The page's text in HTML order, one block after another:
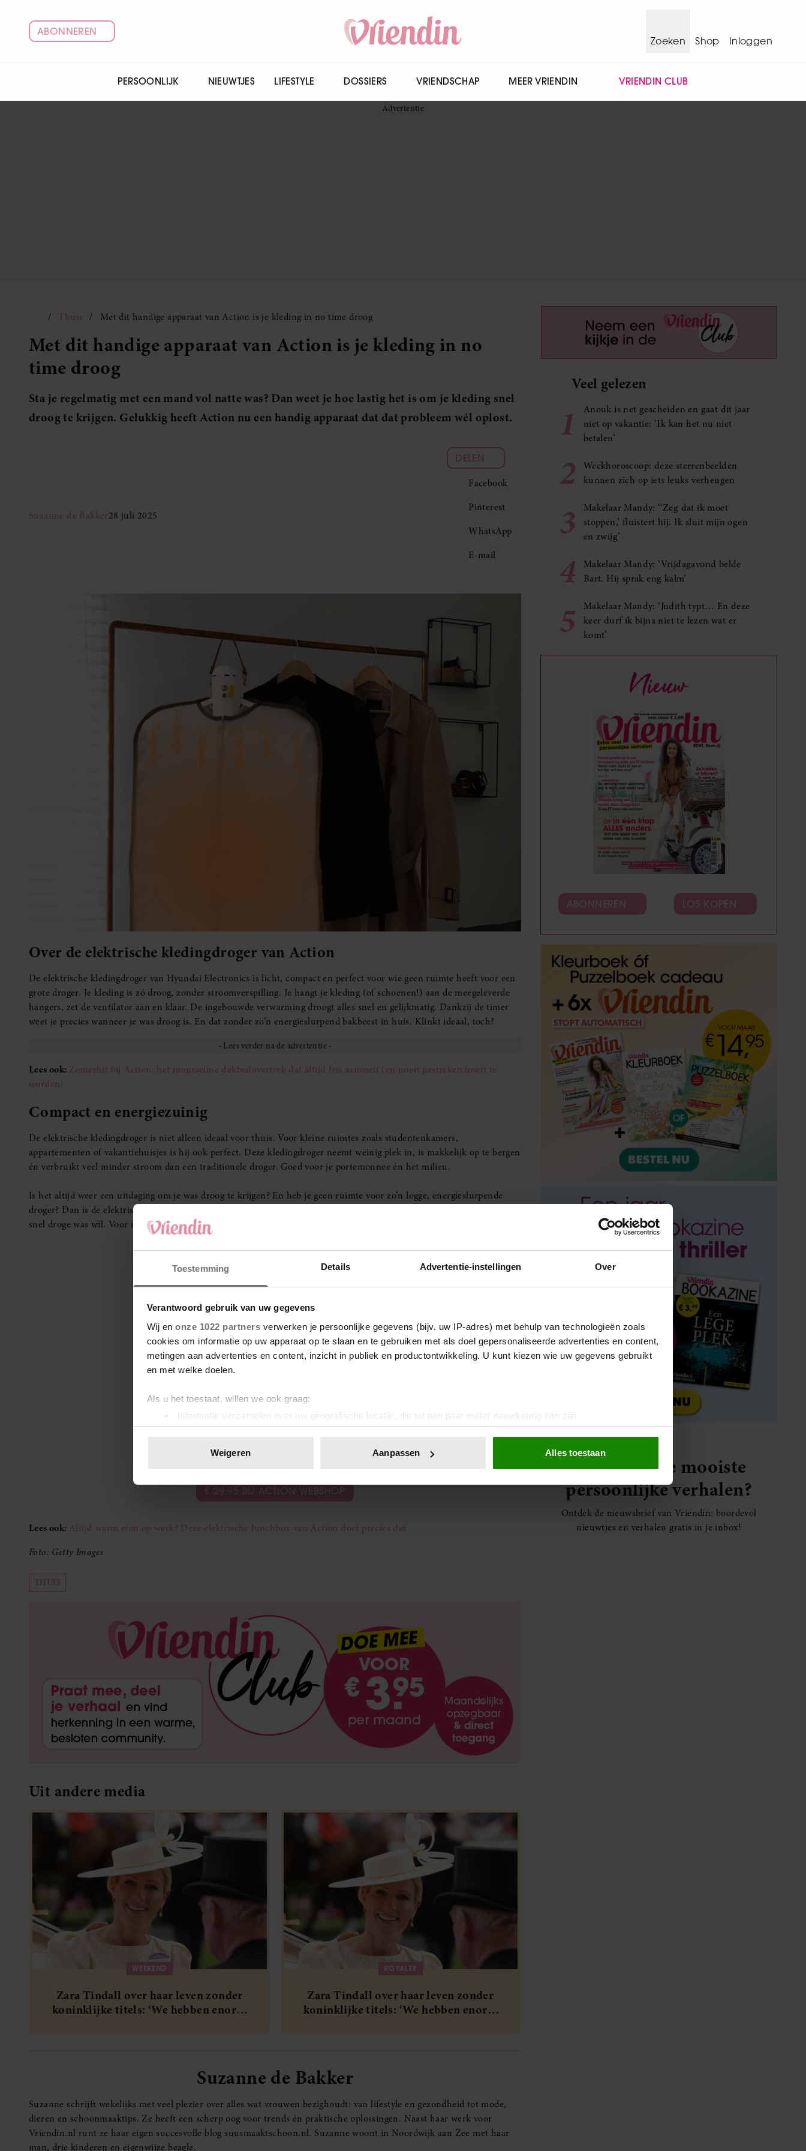
Toestemming Details Advertentie-instellingen Over
Verantwoord gebruik van uw gegevens
Wij en onze 1022 partners verwerken je persoonlijke gegevens (bijv. uw IP-adres) met behulp van technologieën zoals
cookies om informatie op uw apparaat op te slaan en te gebruiken met als doel gepersonaliseerde advertenties en content,
metingen aan advertenties en content, inzicht in publiek en productontwikkeling. U kunt kiezen wie uw gegevens gebruikt
en met welke doelen.
Als u het toestaat, willen we ook graag:
Informatie verzamelen over uw geografische locatie, die tot een paar meter nauwkeurig kan zijn
Uw apparaat identificeren door het actief te scannen op specifieke eigenschappen (fingerprinting)
toestemming op elk moment wijzigen of intrekken in de Cookieverklaring.
We gebruiken cookies om content en advertenties te personaliseren, om functies voor social media te bieden en om ons
websiteverkeer te analyseren. Ook delen we informatie over uw gebruik van onze site met onze partners voor social
media, adverteren en analyse. Deze partners kunnen deze gegevens combineren met andere informatie die u aan ze heeft
verstrekt of die ze hebben verzameld op basis van uw gebruik van hun services. U gaat akkoord met onze cookies als u
Weigeren Aanpassen Alles toestaan
ABONNEREN
Zoeken
Shop Inloggen
PERSOONLIJK NIEUWTJES LIFESTYLE DOSSIERS VRIENDSCHAP MEER VRIENDIN VRIENDIN CLUB
Thuis Met dit handige apparaat van Action is je kleding in no time droog
Met dit handige apparaat van Action is je kleding in no
time droog
Sta je regelmatig met een mand vol natte was? Dan weet je hoe lastig het is om je kleding snel
droog te krijgen. Gelukkig heeft Action nu een handig apparaat dat dat probleem wél oplost.
Suzanne de Bakker28 juli 2025
DELEN
Facebook
Pinterest
WhatsApp
E-mail
Over de elektrische kledingdroger van Action
De elektrische kledingdroger van Hyundai Electronics is licht, compact en perfect voor wie geen ruimte heeft voor een
grote droger. Je kleding is zó droog, zonder stroomverspilling. Je hangt je kleding (of schoenen!) aan de meegeleverde
hangers, zet de ventilator aan en klaar. De ingebouwde verwarming droogt alles snel en gelijkmatig. Dankzij de timer
weet je precies wanneer je was droog is. En dat zonder zo’n energieslurpend bakbeest in huis. Klinkt ideaal, toch?
Lees ook: Zomerhit bij Action: het mousseline dekbedovertrek dat áltijd fris aanvoelt (en nooit gestreken hoeft te
worden)
Compact en energiezuinig
De elektrische kledingdroger is niet alleen ideaal voor thuis. Voor kleine ruimtes zoals studentenkamers,
appartementen of vakantiehuisjes is hij ook perfect. Deze kledingdroger neemt weinig plek in, is makkelijk op te bergen
én verbruikt veel minder stroom dan een traditionele droger. Goed voor je portemonnee én het milieu.
Is het altijd weer een uitdaging om je was droog te krijgen? En heb je geen ruimte voor zo’n logge, energieslurpende
droger? Dan is de elektrische kledingdroger echt iets voor jou. Licht, compact en verrassend effectief, perfect voor wie
snel droge was wil. Voor meer informatie, klik op onderstaande button.
€ 29,95 BIJ ACTION WEBSHOP
Lees ook: Altijd warm eten op werk? Deze elektrische lunchbox van Action doet precies dat
Foto: Getty Images
THUIS
Uit andere media
WEEKEND
Zara Tindall over haar leven zonder
koninklijke titels: ‘We hebben enorm
ROYALTY
Zara Tindall over haar leven zonder
koninklijke titels: ‘We hebben enorm
Suzanne de Bakker
Suzanne schrijft wekelijks met veel plezier over alles wat vrouwen bezighoudt: van lifestyle en gezondheid tot mode,
dieren en schoonmaaktips. Ze heeft een scherp oog voor trends én praktische oplossingen. Naast haar werk voor
Vriendin.nl runt ze haar eigen succesvolle blog suusmaaktschoon.nl. Suzanne woont in Noordwijk aan Zee met haar
man, drie kinderen en eigenwijze beagle.
Veel gelezen
1
Anouk is net gescheiden en gaat dit jaar
niet op vakantie: ‘Ik kan het nu niet
betalen’
2
Weekhoroscoop: deze sterrenbeelden
kunnen zich op iets leuks verheugen
3
Makelaar Mandy: ‘‘Zeg dat ik moet
stoppen,’ fluistert hij. Ik sluit mijn ogen
en zwijg’
4
Makelaar Mandy: ‘Vrijdagavond belde
Bart. Hij sprak eng kalm’
5
Makelaar Mandy: ‘Judith typt… En deze
keer durf ik bijna niet te lezen wat er
komt’
Nieuw
ABONNEREN LOS KOPEN
Elke week de mooiste
persoonlijke verhalen?
Ontdek de nieuwsbrief van Vriendin: boordevol
nieuwtjes en verhalen gratis in je inbox!